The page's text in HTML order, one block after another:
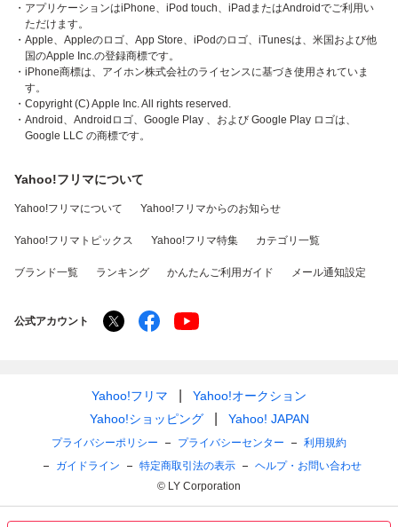
・アプリケーションはiPhone、iPod touch、iPadまたはAndroidでご利用い
ただけます。
・Apple、Appleのロゴ、App Store、iPodのロゴ、iTunesは、米国および他
国のApple Inc.の登録商標です。
・iPhone商標は、アイホン株式会社のライセンスに基づき使用されていま
す。
・Copyright (C) Apple Inc. All rights reserved.
・Android、Androidロゴ、Google Play 、および Google Play ロゴは、
Google LLC の商標です。
Yahoo!フリマについて
Yahoo!フリマについて Yahoo!フリマからのお知らせ
Yahoo!フリマトピックス Yahoo!フリマ特集 カテゴリ一覧
ブランド一覧 ランキング かんたんご利用ガイド メール通知設定
公式アカウント
Yahoo!フリマ
Yahoo!オークション
Yahoo!ショッピング
Yahoo! JAPAN
プライバシーポリシー プライバシーセンター
利用規約
ガイドライン
特定商取引法の表示
ヘルプ・お問い合わせ
© LY Corporation